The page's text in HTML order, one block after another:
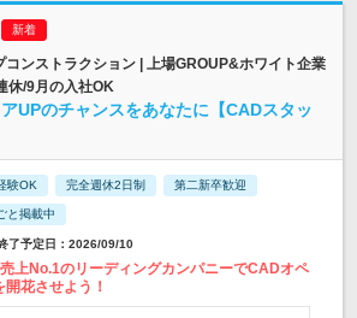
ンストラクション | 上場GROUP&ホワイト企業
休/9月の入社OK
UPのチャンスをあなたに【CADスタッ
験OK 完全週休2日制 第二新卒歓迎
と掲載中
了予定日：2026/09/10
上No.1のリーディングカンパニーでCADオペ
花させよう！